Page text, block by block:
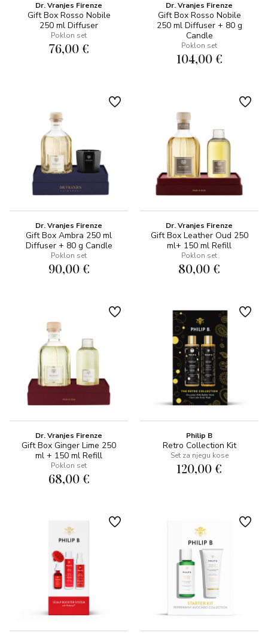
Dr. Vranjes Firenze
Gift Box Rosso Nobile
250 ml Diffuser
Poklon set
76,00 €
Dr. Vranjes Firenze
Gift Box Rosso Nobile
250 ml Diffuser + 80 g
Candle
Poklon set
104,00 €
Dr. Vranjes Firenze
Gift Box Ambra 250 ml
Diffuser + 80 g Candle
Poklon set
90,00 €
Dr. Vranjes Firenze
Gift Box Leather Oud 250
ml+ 150 ml Refill
Poklon set
80,00 €
Dr. Vranjes Firenze
Gift Box Ginger Lime 250
ml + 150 ml Refill
Poklon set
68,00 €
Philip B
Retro Collection Kit
Set za njegu kose
120,00 €